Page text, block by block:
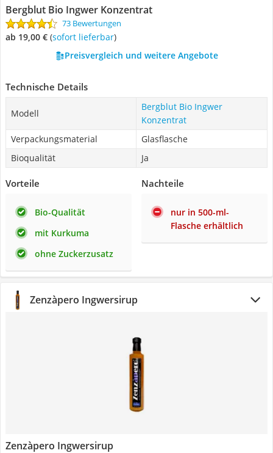
Bergblut Bio Ingwer Konzentrat
73 Bewertungen
ab 19,00 € ( Sofort lieferbar)
Preisvergleich und weitere Angebote
Technische Details
Modell
Bergblut Bio Ingwer
Konzentrat
Verpackungsmaterial
Glasflasche
Bioqualität
Ja
Vorteile
Bio-Qualität
mit Kurkuma
ohne Zuckerzusatz
Nachteile
nur in 500-ml-
Flasche erhältlich
Zenzàpero Ingwersirup
Zenzàpero Ingwersirup